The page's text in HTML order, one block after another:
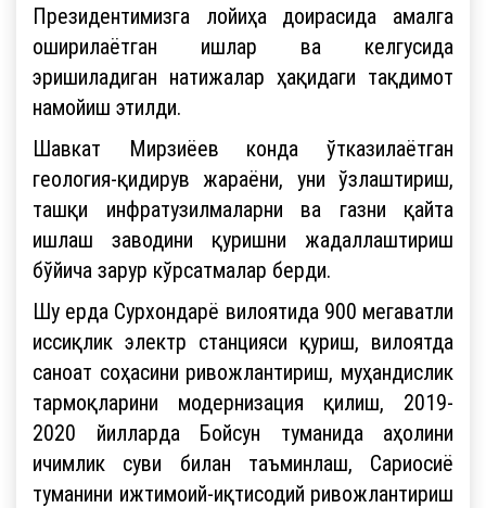
Президентимизга лойиҳа доирасида амалга
оширилаётган ишлар ва келгусида
эришиладиган натижалар ҳақидаги тақдимот
намойиш этилди.
Шавкат Мирзиёев конда ўтказилаётган
геология-қидирув жараёни, уни ўзлаштириш,
ташқи инфратузилмаларни ва газни қайта
ишлаш заводини қуришни жадаллаштириш
бўйича зарур кўрсатмалар берди.
Шу ерда Сурхондарё вилоятида 900 мегаватли
иссиқлик электр станцияси қуриш, вилоятда
саноат соҳасини ривожлантириш, муҳандислик
тармоқларини модернизация қилиш, 2019-
2020 йилларда Бойсун туманида аҳолини
ичимлик суви билан таъминлаш, Сариосиё
туманини ижтимоий-иқтисодий ривожлантириш